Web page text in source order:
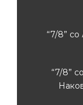
“7/8”
“7/8”